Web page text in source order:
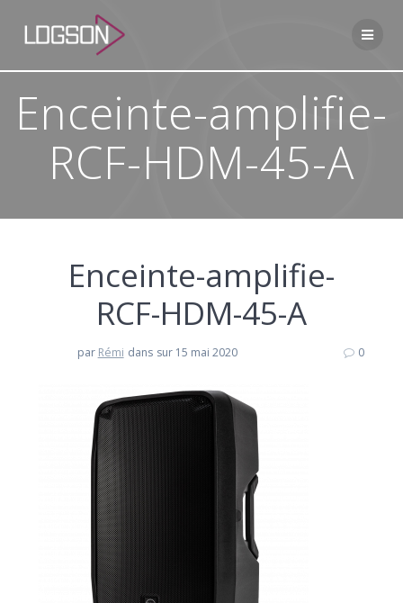
Enceinte-amplifie-
RCF-HDM-45-A
Enceinte-amplifie-
RCF-HDM-45-A
par Rémi dans sur 15 mai 2020 0